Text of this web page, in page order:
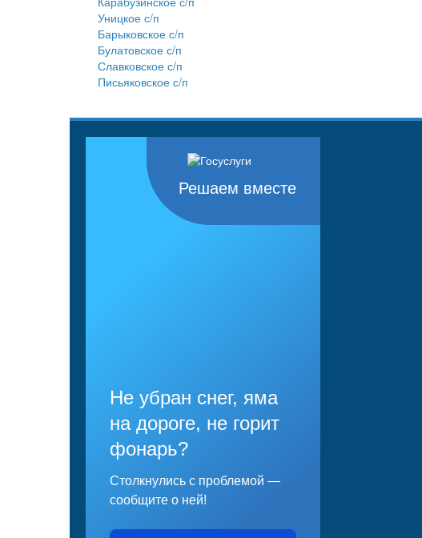
Уницкое с/п
Барыковское с/п
Булатовское с/п
Славковское с/п
Письяковское с/п
Решаем вместе
Не убран снег, яма
на дороге, не горит
фонарь?
Столкнулись с проблемой —
сообщите о ней!